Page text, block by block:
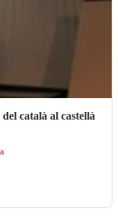
català al castellà